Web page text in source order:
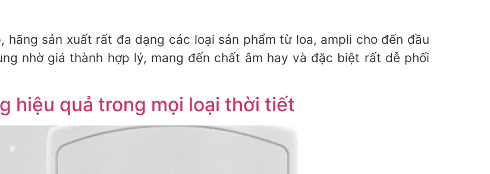
hãng sản xuất rất đa dạng các loại sản phẩm từ loa, ampli cho đến đầu
nhờ giá thành hợp lý, mang đến chất âm hay và đặc biệt rất dễ phối
hiệu quả trong mọi loại thời tiết